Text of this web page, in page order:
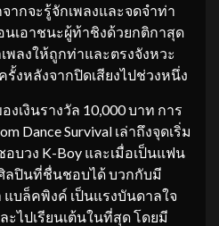
ากจะรู้จักเพลงและจดจำท่า
นเอาชนะผู้ท้าชิงด้วยกติกาสุด
พลงให้ถูกท่าและตรงจังหวะ
งหลังจากปิดเสียงไปช่วงหนึ่ง
นรางวัล 10,000 บาท การ
Dance Survival เล่าถึงจุดเริ่ม
อบวง K-Boy และเมื่อเป็นแฟน
ลปินที่ชื่นชอบได้ บวกกับมี
บล็คพิงค์ เป็นแรงบันดาลใจ
ะไปเรียนเต้นในที่สุด โดยมี